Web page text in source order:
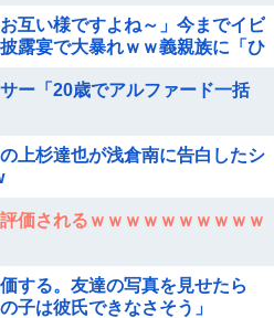
互い様ですよね～」今までイビ
露宴で大暴れｗｗ義親族に「ひ
ー「20歳でアルファード一括
上杉達也が浅倉南に告白したシ
価されるｗｗｗｗｗｗｗｗｗｗ
する。友達の写真を見せたら
子は彼氏できなさそう」